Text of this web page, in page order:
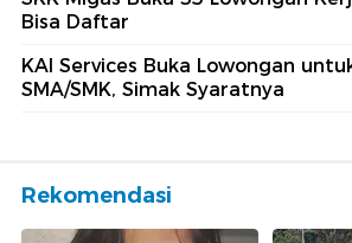
Bisa Daftar
KAI Services Buka Lowongan
SMA/SMK, Simak Syaratnya
Rekomendasi